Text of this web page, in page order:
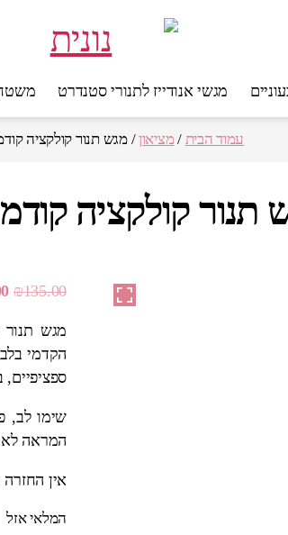
מגשי אנודייז לתנורי סטנדרט
עמוד הבית / מציאון/ מגש תנור קולקציה קודמת
קולקציה קודמת
₪135.00
שימו לב,
המראה לא
אין החזרה
המלאי אזל